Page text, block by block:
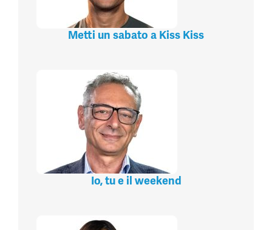
Metti un sabato a Kiss Kiss
Io, tu e il weekend